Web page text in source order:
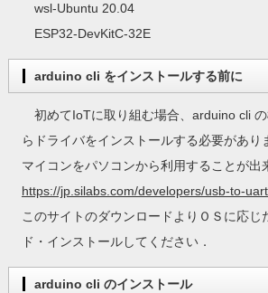
wsl-Ubuntu 20.04
ESP32-DevKitC-32E
arduino cli をインストールする前に
初めてIoTに取り組む場合、arduino cli
らドライバをインストールする必要があり
マイコンをパソコンから利用することが出
https://jp.silabs.com/developers/usb-to-
このサイトのダウンロードよりＯＳに応じ
ド・インストールしてください．
arduino cli のインストール